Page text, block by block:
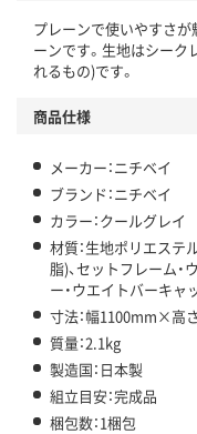
プレーンで使いやすさ
ーンです。生地はシーク
れるもの)です。
商品仕様
メーカー：ニチベイ
ブランド：ニチベイ
カラー：クールグレイ
材質：生地ポリエステ
脂)、セットフレーム
ー・ウエイトバーキャ
寸法：幅1100mm×高
質量：2.1kg
製造国：日本製
組立目安：完成品
梱包数：1梱包